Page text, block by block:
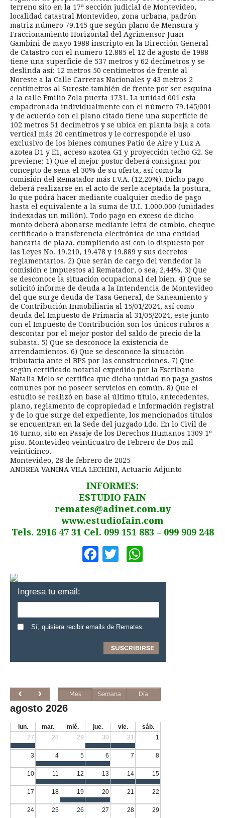
terreno sito en la 17ª sección judicial de Montevideo,
localidad catastral Montevideo, zona urbana, padrón
matriz número 79.145 que según plano de Mensura y
Fraccionamiento Horizontal del Agrimensor Juan
Gambini de mayo 1988 inscripto en la Dirección General
de Catastro con el numero 12.885 el 12 de agosto de 1988
tiene una superficie de 537 metros y 62 decímetros y se
deslinda así: 12 metros 50 centímetros de frente al
Noreste a la Calle Carreras Nacionales y 43 metros 2
centímetros al Sureste también de frente por ser esquina
a la calle Emilio Zola puerta 1731. La unidad 001 esta
empadronada individualmente con el número 79.145/001
y de acuerdo con el plano citado tiene una superficie de
102 metros 51 decímetros y se ubica en planta baja a cota
vertical más 20 centímetros y le corresponde el uso
exclusivo de los bienes comunes Patio de Aire y Luz A
azotea D1 y E1, acceso azotea G1 y proyección techo G2. Se
previene: 1) Que el mejor postor deberá consignar por
concepto de seña el 30% de su oferta, así como la
comisión del Rematador más I.V.A. (12,20%). Dicho pago
deberá realizarse en el acto de serle aceptada la postura,
lo que podrá hacer mediante cualquier medio de pago
hasta el equivalente a la suma de U.I. 1.000.000 (unidades
indexadas un millón). Todo pago en exceso de dicho
monto deberá abonarse mediante letra de cambio, cheque
certificado o transferencia electrónica de una entidad
bancaria de plaza, cumpliendo así con lo dispuesto por
las Leyes No. 19.210, 19.478 y 19.889 y sus decretos
reglamentarios. 2) Que serán de cargo del vendedor la
comisión e impuestos al Rematador, o sea, 2,44%. 3) Que
se desconoce la situación ocupacional del bien. 4) Que se
solicitó informe de deuda a la Intendencia de Montevideo
del que surge deuda de Tasa General, de Saneamiento y
de Contribución Inmobiliaria al 15/01/2024, así como
deuda del Impuesto de Primaria al 31/05/2024, este junto
con el Impuesto de Contribución son los únicos rubros a
descontar por el mejor postor del saldo de precio de la
subasta. 5) Que se desconoce la existencia de
arrendamientos. 6) Que se desconoce la situación
tributaria ante el BPS por las construcciones. 7) Que
según certificado notarial expedido por la Escribana
Natalia Melo se certifica que dicha unidad no paga gastos
comunes por no poseer servicios en común. 8) Que el
estudio se realizó en base al último título, antecedentes,
plano, reglamento de copropiedad e información registral
y de lo que surge del expediente, los mencionados títulos
se encuentran en la Sede del juzgado Ldo. En lo Civil de
16 turno, sito en Pasaje de los Derechos Humanos 1309 1º
piso. Montevideo veinticuatro de Febrero de Dos mil
veinticinco.-
Montevideo, 28 de febrero de 2025
ANDREA VANINA VILA LECHINI, Actuario Adjunto
INFORMES:
ESTUDIO FAIN
remates@adinet.com.uy
www.estudiofain.com
Tels. 2916 47 31 Cel. 099 151 883 – 099 909 248
Facebook
Twitter
Ingresa tu email:
Sí, quisiera recibir emails de Remates.
Mes Semana Día
agosto 2026
lun. mar. mié. jue. vie.
sáb.
27
28 29 30 31 1
3 4 5 6 7 8
10 11 12 13 14 15
17 18 19 20 21 22
24 25 26 27 28 29